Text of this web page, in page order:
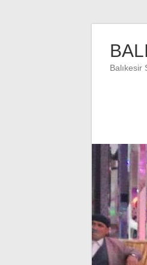
content
Balıkesir